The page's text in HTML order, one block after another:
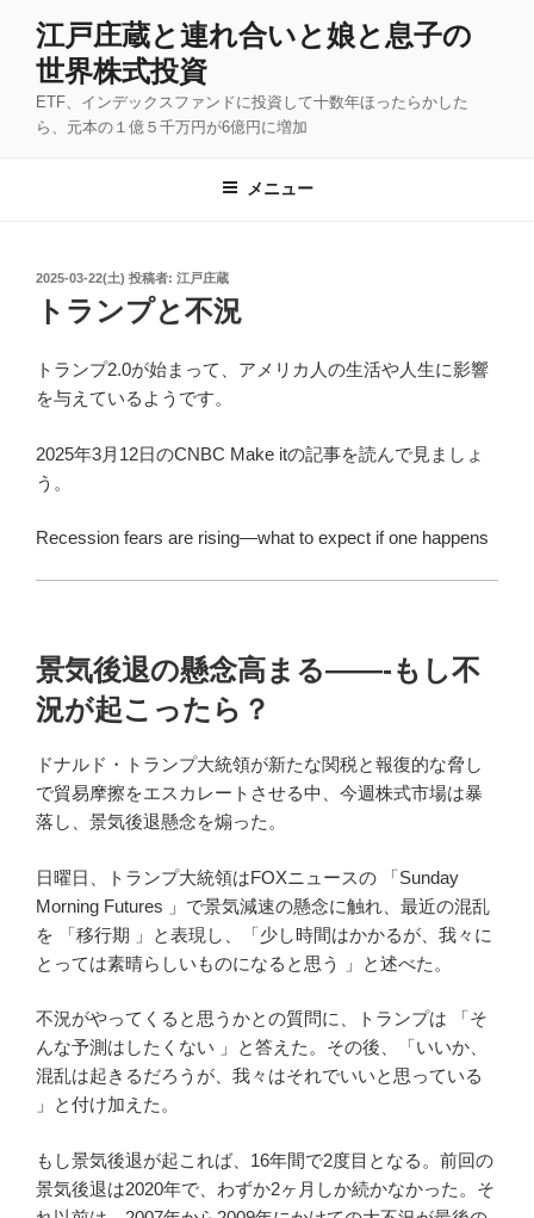
江戸庄蔵と連れ合いと娘と息子の
世界株式投資
ETF、インデックスファンドに投資して十数年ほったらかした
ら、元本の１億５千万円が6億円に増加
メニュー
投
稿
2025-03-22(土) 投稿者: 江戸庄蔵
トランプと不況
トランプ2.0が始まって、アメリカ人の生活や人生に影響
を与えているようです。
2025年3月12日のCNBC Make itの記事を読んで見ましょ
う。
Recession fears are rising—what to expect if one happens
景気後退の懸念高まる——-もし不
況が起こったら？
ドナルド・トランプ大統領が新たな関税と報復的な脅し
で貿易摩擦をエスカレートさせる中、今週株式市場は暴
落し、景気後退懸念を煽った。
日曜日、トランプ大統領はFOXニュースの 「Sunday
Morning Futures 」で景気減速の懸念に触れ、最近の混乱
を 「移行期 」と表現し、「少し時間はかかるが、我々に
とっては素晴らしいものになると思う 」と述べた。
不況がやってくると思うかとの質問に、トランプは 「そ
んな予測はしたくない 」と答えた。その後、「いいか、
混乱は起きるだろうが、我々はそれでいいと思っている
」と付け加えた。
もし景気後退が起これば、16年間で2度目となる。前回の
景気後退は2020年で、わずか2ヶ月しか続かなかった。そ